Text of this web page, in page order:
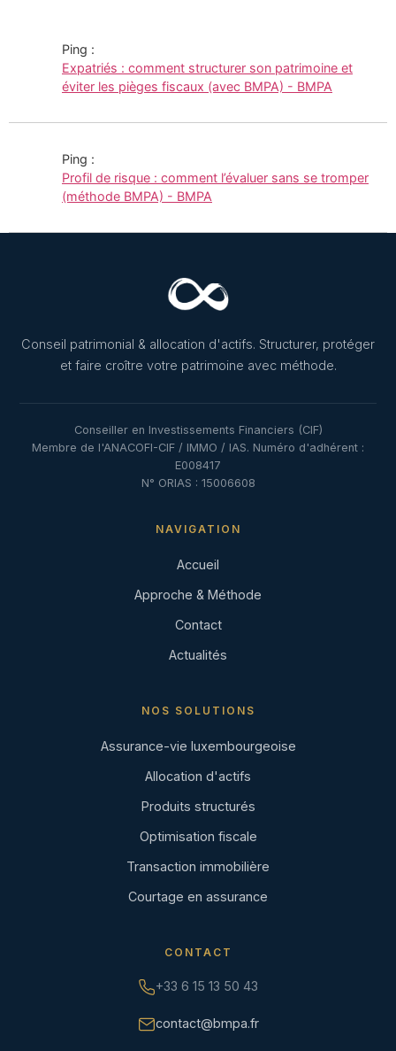
Ping :
Expatriés : comment structurer son patrimoine et
éviter les pièges fiscaux (avec BMPA) - BMPA
Ping :
Profil de risque : comment l’évaluer sans se tromper
(méthode BMPA) - BMPA
Conseil patrimonial & allocation d'actifs. Structurer, protéger
et faire croître votre patrimoine avec méthode.
Conseiller en Investissements Financiers (CIF)
Membre de l'ANACOFI-CIF / IMMO / IAS. Numéro d'adhérent :
E008417
N° ORIAS : 15006608
NAVIGATION
Accueil
Approche & Méthode
Contact
Actualités
NOS SOLUTIONS
Assurance-vie luxembourgeoise
Allocation d'actifs
Produits structurés
Optimisation fiscale
Transaction immobilière
Courtage en assurance
CONTACT
+33 6 15 13 50 43
contact@bmpa.fr